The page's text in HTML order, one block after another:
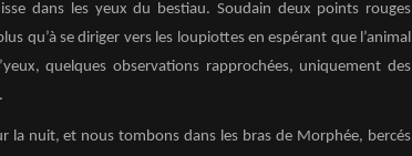
dans les yeux du bestiau. Soudain deux points rouges
qu’à se diriger vers les loupiottes en espérant que l’animal
quelques observations rapprochées, uniquement des
la nuit, et nous tombons dans les bras de Morphée, bercés